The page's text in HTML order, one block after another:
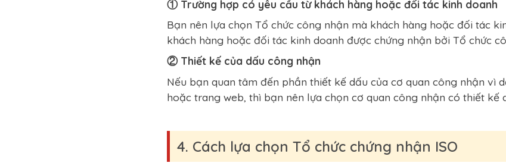
① Trường hợp có yêu cầu từ khách hàng hoặc đối tác kinh doanh
Bạn nên lựa chọn Tổ chức công nhận mà khách hàng hoặc đối tác
khách hàng hoặc đối tác kinh doanh được chứng nhận bởi Tổ chức
② Thiết kế của dấu công nhận
Nếu bạn quan tâm đến phần thiết kế dấu của cơ quan công nhận vì
hoặc trang web, thì bạn nên lựa chọn cơ quan công nhận có thiết kế
4. Cách lựa chọn Tổ chức chứng nhận ISO